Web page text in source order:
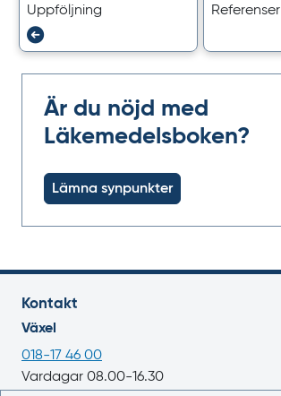
Uppföljning
Referenser
Är du nöjd med
Läkemedelsboken?
Lämna synpunkter
Kontakt
Växel
018-17 46 00
Vardagar 08.00-16.30